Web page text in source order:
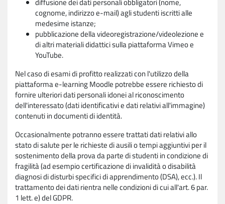
cognome, indirizzo e-mail) agli studenti iscritti alle
medesime istanze;
pubblicazione della videoregistrazione/videolezione e
di altri materiali didattici sulla piattaforma Vimeo e
YouTube.
Nel caso di esami di profitto realizzati con l'utilizzo della
piattaforma e-learning Moodle potrebbe essere richiesto di
fornire ulteriori dati personali idonei al riconoscimento
dell'interessato (dati identificativi e dati relativi all'immagine)
contenuti in documenti di identità.
Occasionalmente potranno essere trattati dati relativi allo
stato di salute per le richieste di ausili o tempi aggiuntivi per il
sostenimento della prova da parte di studenti in condizione di
fragilità (ad esempio certificazione di invalidità o disabilità
diagnosi di disturbi specifici di apprendimento (DSA), ecc.). Il
trattamento dei dati rientra nelle condizioni di cui all'art. 6 par.
1 lett. e) del GDPR.